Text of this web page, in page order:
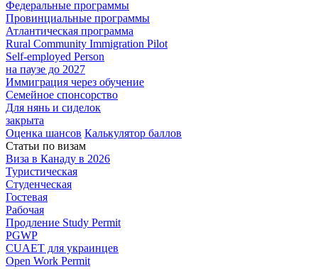
Федеральные программы
Провинциальные программы
Атлантическая программа
Rural Community Immigration Pilot
Self-employed Person
на паузе до 2027
Иммиграция через обучение
Семейное спонсорство
Для нянь и сиделок
закрыта
Оценка шансов Калькулятор баллов
Статьи по визам
Виза в Канаду в 2026
Туристическая
Студенческая
Гостевая
Рабочая
Продление Study Permit
PGWP
CUAET для украинцев
Open Work Permit